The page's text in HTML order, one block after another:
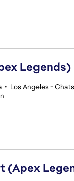
Legends)
• Los Angeles -
(Apex